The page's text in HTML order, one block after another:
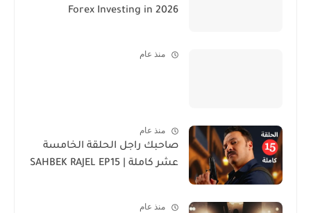
Forex Investing in 2026
منذ عام
منذ عام
صاحبك راجل الحلقة الخامسة
عشر كاملة | SAHBEK RAJEL EP15
منذ عام